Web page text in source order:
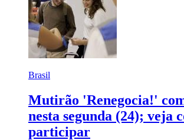
Brasil
Mutirão 'Renegocia!'
nesta segunda (24); veja
participar